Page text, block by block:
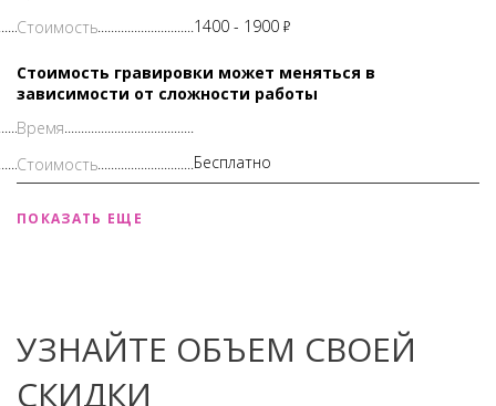
1400 - 1900 Р
Стоимость гравировки может меняться в
зависимости от сложности работы
Бесплатно
ПОКАЗАТЬ ЕЩЕ
УЗНАЙТЕ ОБЪЕМ СВОЕЙ
СКИДКИ